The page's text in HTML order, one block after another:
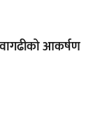
आकर्षण